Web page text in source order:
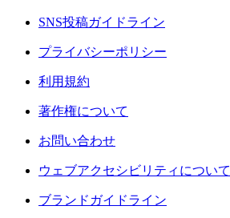
SNS投稿ガイドライン
プライバシーポリシー
利用規約
著作権について
お問い合わせ
ウェブアクセシビリティについて
ブランドガイドライン